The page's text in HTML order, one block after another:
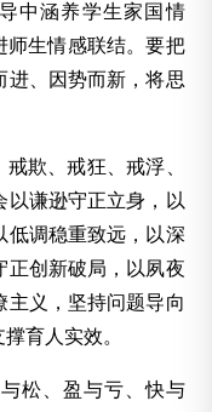
中涵养学生家国情
师生情感联结。要把
进、因势而新，将思
欺、戒狂、戒浮、
以谦逊守正立身，以
低调稳重致远，以深
正创新破局，以夙夜
主义，坚持问题导向
育人实效。
松、盈与亏、快与